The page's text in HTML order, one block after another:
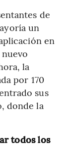
de
un
en
la
por 170
sus
donde la
todos los